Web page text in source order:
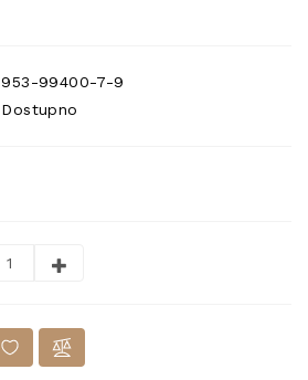
953-99400-7-9
Dostupno